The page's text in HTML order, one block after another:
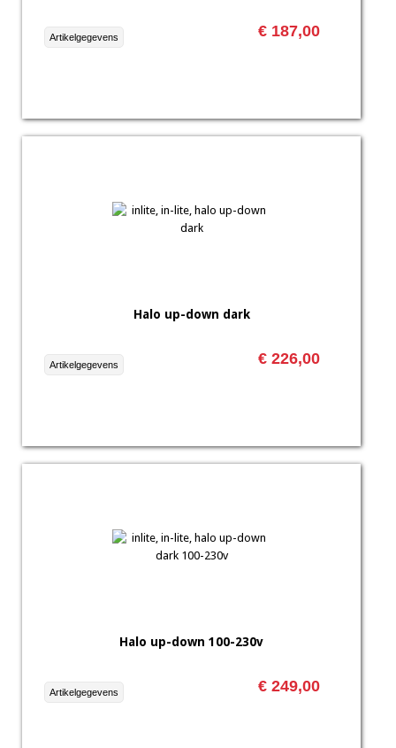
€ 187,00
Artikelgegevens
Halo up-down dark
€ 226,00
Artikelgegevens
Halo up-down 100-230v
€ 249,00
Artikelgegevens